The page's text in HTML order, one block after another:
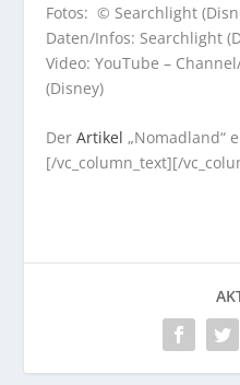
Fotos: © Searchlight
Daten/Infos: Searchlight
Video: YouTube –
(Disney)
DerArtikel „Nomadland“
[/vc_column_text][/